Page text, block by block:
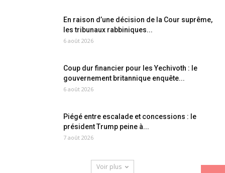
En raison d’une décision de la Cour suprême,
les tribunaux rabbiniques...
6 août 2026
Coup dur financier pour les Yechivoth : le
gouvernement britannique enquête...
6 août 2026
Piégé entre escalade et concessions : le
président Trump peine à...
7 août 2026
Voir plus